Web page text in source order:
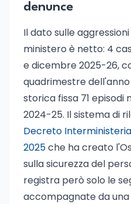
denunce
Il dato sulle
ministero è netto: 4
e dicembre 2025-26,
quadrimestre
storica fissa 71 episodi
2024-25. Il sistema di
Decreto
2025che ha creato
sulla sicurezza del
registra però solo le
accompagnate da